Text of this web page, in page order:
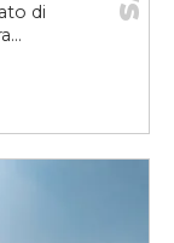
di